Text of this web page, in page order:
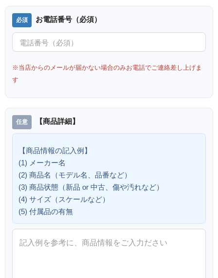
お電話番号（必須）
※当店からのメールが届かない場合のみお電話でご連絡差し上げま
す
【商品詳細】
【商品情報の記入例】
(1) メーカー名
(2) 商品名（モデル名、品番など）
(3) 商品状態（新品 or 中古、傷や汚れなど）
(4) サイズ（スケールなど）
(5) 付属品の有無